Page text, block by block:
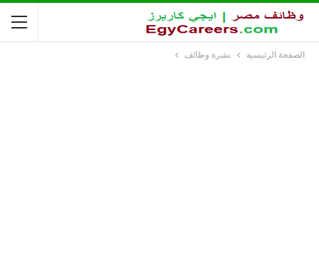
الصفحة الرئيسية نشرة وظائف